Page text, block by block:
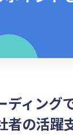
ディング
者の活躍